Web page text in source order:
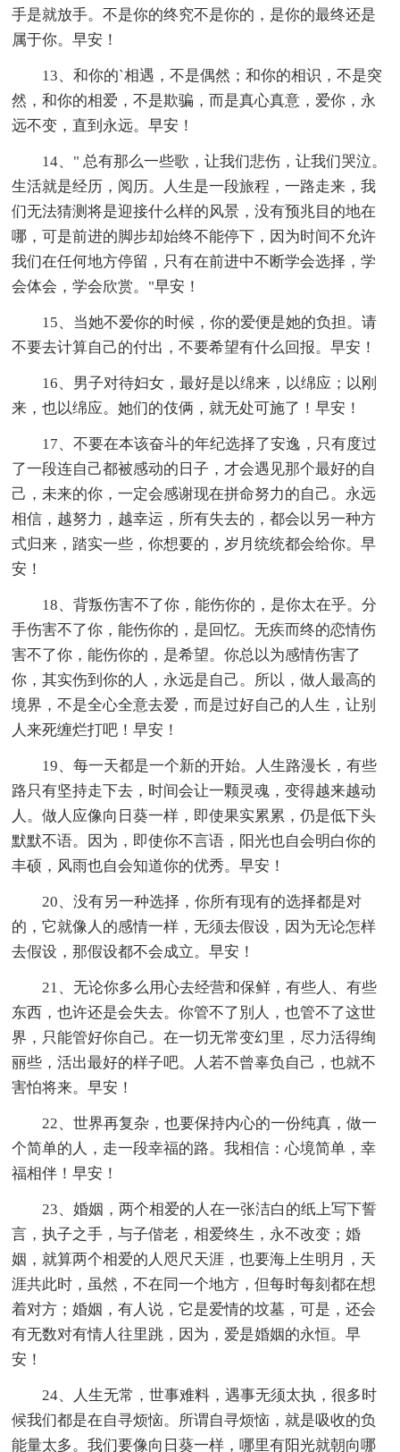
手是就放手。不是你的终究不是你的，是你的最终还是
属于你。早安！
13、和你的`相遇，不是偶然；和你的相识，不是突
然，和你的相爱，不是欺骗，而是真心真意，爱你，永
远不变，直到永远。早安！
14、" 总有那么一些歌，让我们悲伤，让我们哭泣。
生活就是经历，阅历。人生是一段旅程，一路走来，我
们无法猜测将是迎接什么样的风景，没有预兆目的地在
哪，可是前进的脚步却始终不能停下，因为时间不允许
我们在任何地方停留，只有在前进中不断学会选择，学
会体会，学会欣赏。"早安！
15、当她不爱你的时候，你的爱便是她的负担。请
不要去计算自己的付出，不要希望有什么回报。早安！
16、男子对待妇女，最好是以绵来，以绵应；以刚
来，也以绵应。她们的伎俩，就无处可施了！早安！
17、不要在本该奋斗的年纪选择了安逸，只有度过
了一段连自己都被感动的日子，才会遇见那个最好的自
己，未来的你，一定会感谢现在拼命努力的自己。永远
相信，越努力，越幸运，所有失去的，都会以另一种方
式归来，踏实一些，你想要的，岁月统统都会给你。早
安！
18、背叛伤害不了你，能伤你的，是你太在乎。分
手伤害不了你，能伤你的，是回忆。无疾而终的恋情伤
害不了你，能伤你的，是希望。你总以为感情伤害了
你，其实伤到你的人，永远是自己。所以，做人最高的
境界，不是全心全意去爱，而是过好自己的人生，让别
人来死缠烂打吧！早安！
19、每一天都是一个新的开始。人生路漫长，有些
路只有坚持走下去，时间会让一颗灵魂，变得越来越动
人。做人应像向日葵一样，即使果实累累，仍是低下头
默默不语。因为，即使你不言语，阳光也自会明白你的
丰硕，风雨也自会知道你的优秀。早安！
20、没有另一种选择，你所有现有的选择都是对
的，它就像人的感情一样，无须去假设，因为无论怎样
去假设，那假设都不会成立。早安！
21、无论你多么用心去经营和保鲜，有些人、有些
东西，也许还是会失去。你管不了別人，也管不了这世
界，只能管好你自己。在一切无常变幻里，尽力活得绚
丽些，活出最好的样子吧。人若不曾辜负自己，也就不
害怕将来。早安！
22、世界再复杂，也要保持内心的一份纯真，做一
个简单的人，走一段幸福的路。我相信：心境简单，幸
福相伴！早安！
23、婚姻，两个相爱的人在一张洁白的纸上写下誓
言，执子之手，与子偕老，相爱终生，永不改变；婚
姻，就算两个相爱的人咫尺天涯，也要海上生明月，天
涯共此时，虽然，不在同一个地方，但每时每刻都在想
着对方；婚姻，有人说，它是爱情的坟墓，可是，还会
有无数对有情人往里跳，因为，爱是婚姻的永恒。早
安！
24、人生无常，世事难料，遇事无须太执，很多时
候我们都是在自寻烦恼。所谓自寻烦恼，就是吸收的负
能量太多。我们要像向日葵一样，哪里有阳光就朝向哪